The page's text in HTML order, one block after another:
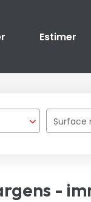
Estimer
Surface
-